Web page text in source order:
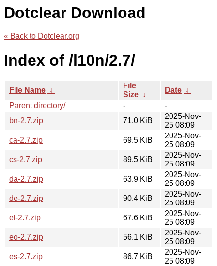
Dotclear Download
« Back to Dotclear.org
Index of /l10n/2.7/
File Name ↓
File
Size ↓
Date ↓
Parent directory/
-
-
bn-2.7.zip
71.0 KiB
2025-Nov-
25 08:09
ca-2.7.zip
69.5 KiB
2025-Nov-
25 08:09
cs-2.7.zip
89.5 KiB
2025-Nov-
25 08:09
da-2.7.zip
63.9 KiB
2025-Nov-
25 08:09
de-2.7.zip
90.4 KiB
2025-Nov-
25 08:09
el-2.7.zip
67.6 KiB
2025-Nov-
25 08:09
eo-2.7.zip
56.1 KiB
2025-Nov-
25 08:09
es-2.7.zip
86.7 KiB
2025-Nov-
25 08:09